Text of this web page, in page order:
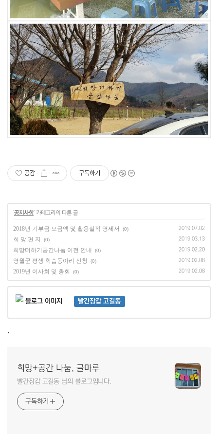
공감 구독하기
'공지사항' 카테고리의 다른 글
2018년 기부금 모금액 및 활용실적 명세서 (0) 2019.07.02
희 망 편 지 (0) 2019.03.13
희망더하기공간나눔 이전 안내 (0) 2019.02.20
영월군 평생 학습동아리 신청 (0) 2019.02.08
2019년 이사회 및 총회 (0) 2019.02.08
빨간장갑 고길동
,
희망+공간 나눔, 글마루
빨간장갑 고길동 님의 블로그입니다.
구독하기